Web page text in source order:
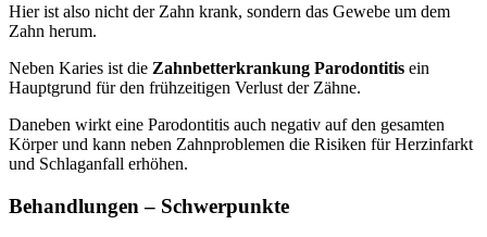
Hier ist also nicht der Zahn krank, sondern das Gewebe um dem
Zahn herum.
Neben Karies ist die Zahnbetterkrankung Parodontitis ein
Hauptgrund für den frühzeitigen Verlust der Zähne.
Daneben wirkt eine Parodontitis auch negativ auf den gesamten
Körper und kann neben Zahnproblemen die Risiken für Herzinfarkt
und Schlaganfall erhöhen.
Behandlungen – Schwerpunkte